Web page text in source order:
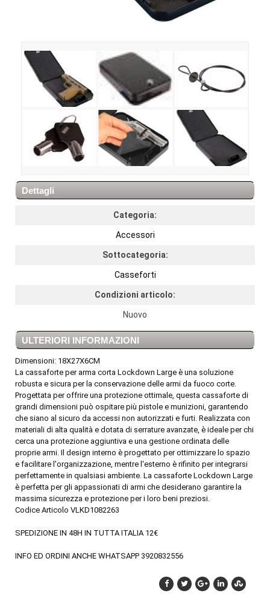
Dettagli
Categoria:
Accessori
Sottocategoria:
Casseforti
Condizioni articolo:
Nuovo
ULTERIORI INFORMAZIONI
Dimensioni: 18X27X6CM
La cassaforte per arma corta Lockdown Large è una soluzione
robusta e sicura per la conservazione delle armi da fuoco corte.
Progettata per offrire una protezione ottimale, questa cassaforte di
grandi dimensioni può ospitare più pistole e munizioni, garantendo
che siano al sicuro da accessi non autorizzati e furti. Realizzata con
materiali di alta qualità e dotata di serrature avanzate, è ideale per chi
cerca una protezione aggiuntiva e una gestione ordinata delle
proprie armi. Il design interno è progettato per ottimizzare lo spazio
e facilitare l'organizzazione, mentre l'esterno è rifinito per integrarsi
perfettamente in qualsiasi ambiente. La cassaforte Lockdown Large
è perfetta per gli appassionati di armi che desiderano garantire la
massima sicurezza e protezione per i loro beni preziosi.
Codice Articolo VLKD1082263
SPEDIZIONE IN 48H IN TUTTA ITALIA 12€
INFO ED ORDINI ANCHE WHATSAPP 3920832556